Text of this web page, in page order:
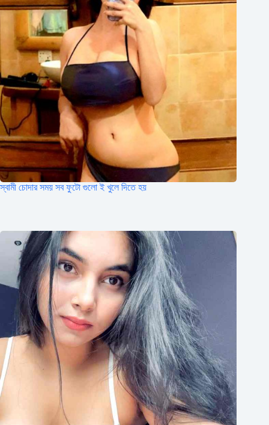
স্বামী চোদার সময় সব ফুটো গুলো ই খুলে দিতে হয়